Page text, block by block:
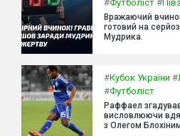
#Футболіст #
Вражаючий
готовий на
Мудрика.
#Кубок України #
#Футболіст
Раффаел
висловлюючи
з Олегом